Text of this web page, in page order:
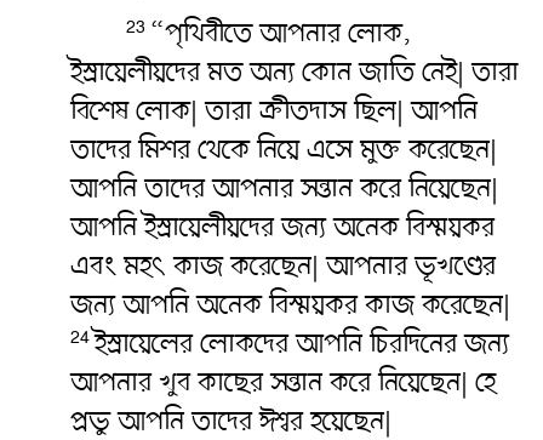
23 “পৃথিবীতে আপনার লোক,
ইস্রায়েলীয়দের মত অন্য কোন জাতি নেই| তারা
বিশেষ লোক| তারা ক্রীতদাস ছিল| আপনি
তাদের মিশর থেকে নিয়ে এসে মুক্ত করেছেন|
আপনি তাদের আপনার সন্তান করে নিয়েছেন|
আপনি ইস্রায়েলীয়দের জন্য অনেক বিস্ময়কর
এবং মহৎ‌‌ কাজ করেছেন| আপনার ভূখণ্ডের
জন্য আপনি অনেক বিস্ময়কর কাজ করেছেন|
24ইস্রায়েলের লোকদের আপনি চিরদিনের জন্য
আপনার খুব কাছের সন্তান করে নিয়েছেন| হে
প্রভু আপনি তাদের ঈশ্বর হয়েছেন|